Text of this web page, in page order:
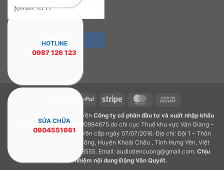
PayPal Stripe MasterCard
Delivery
Copyright 2026 © Bản quyền Công ty cổ phần đầu tư và xuất nhập khẩu
Tiến Cường.GPDKKD: 0900994675 do chi cục Thuế khu vực Văn Giang –
Khoái Châu – Tỉnh Hưng Yên cấp ngày 07/07/2016. Địa chỉ: Đội 1 – Thôn
Hương Quất, Xã Thành Công, Huyện Khoái Châu , Tỉnh Hưng Yên, Việt
Nam. Điện thoại: 0932918555. Email: audiotiencuong@gmail.com. Chịu
trách nhiệm nội dung Đặng Văn Quyết.
HOTLINE
0987 126 123
SỬA CHỮA
0904551661